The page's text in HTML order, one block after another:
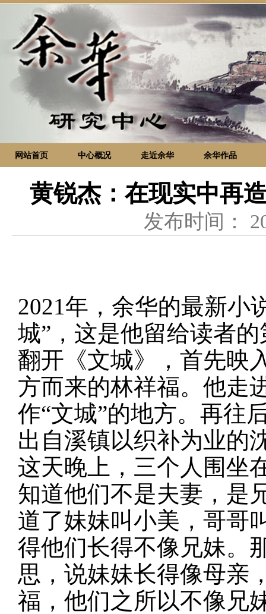
网站首页 中心概况 走近余华 余华作品
黄锐杰：在现实中再
发布时间：
2021年，余华的最新小
城”，这是他留给读者
翻开《文城》，首先映
方而来的林祥福。他走
作“文城”的地方。再往
出自溪镇以织补为业的
这天晚上，三个人围坐
知道他们不是夫妻，是
道了妹妹叫小美，哥哥
得他们长得不像兄妹。
思，说妹妹长得像母亲
福，他们之所以不像兄